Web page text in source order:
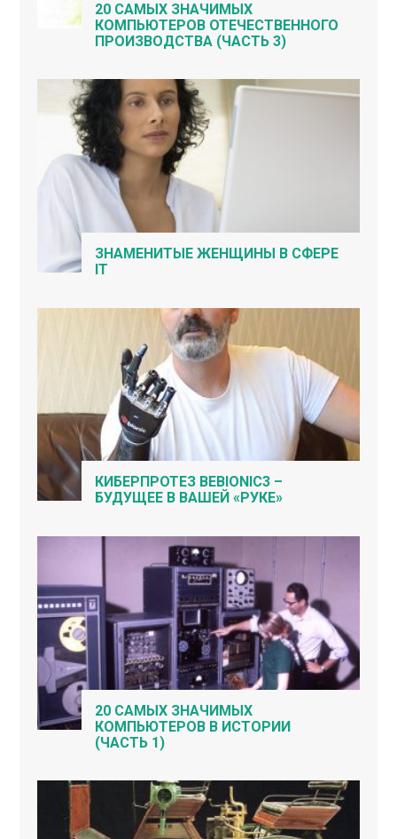
20 САМЫХ ЗНАЧИМЫХ
КОМПЬЮТЕРОВ ОТЕЧЕСТВЕННОГО
ПРОИЗВОДСТВА (ЧАСТЬ 3)
ЗНАМЕНИТЫЕ ЖЕНЩИНЫ В СФЕРЕ
IT
КИБЕРПРОТЕЗ BEBIONIC3 –
БУДУЩЕЕ В ВАШЕЙ «РУКЕ»
20 САМЫХ ЗНАЧИМЫХ
КОМПЬЮТЕРОВ В ИСТОРИИ
(ЧАСТЬ 1)